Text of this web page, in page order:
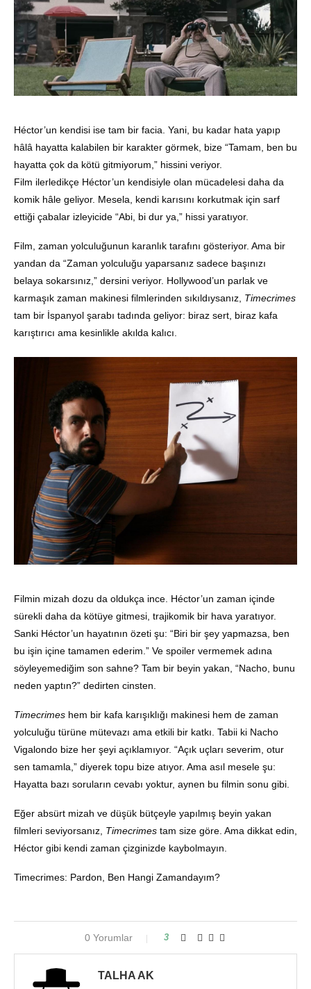
Héctor’un kendisi ise tam bir facia. Yani, bu kadar hata yapıp
hâlâ hayatta kalabilen bir karakter görmek, bize “Tamam, ben bu
hayatta çok da kötü gitmiyorum,” hissini veriyor.
Film ilerledikçe Héctor’un kendisiyle olan mücadelesi daha da
komik hâle geliyor. Mesela, kendi karısını korkutmak için sarf
ettiği çabalar izleyicide “Abi, bi dur ya,” hissi yaratıyor.
Film, zaman yolculuğunun karanlık tarafını gösteriyor. Ama bir
yandan da “Zaman yolculuğu yaparsanız sadece başınızı
belaya sokarsınız,” dersini veriyor. Hollywood’un parlak ve
karmaşık zaman makinesi filmlerinden sıkıldıysanız, Timecrimes
tam bir İspanyol şarabı tadında geliyor: biraz sert, biraz kafa
karıştırıcı ama kesinlikle akılda kalıcı.
Filmin mizah dozu da oldukça ince. Héctor’un zaman içinde
sürekli daha da kötüye gitmesi, trajikomik bir hava yaratıyor.
Sanki Héctor’un hayatının özeti şu: “Biri bir şey yapmazsa, ben
bu işin içine tamamen ederim.” Ve spoiler vermemek adına
söyleyemediğim son sahne? Tam bir beyin yakan, “Nacho, bunu
neden yaptın?” dedirten cinsten.
Timecrimes hem bir kafa karışıklığı makinesi hem de zaman
yolculuğu türüne mütevazı ama etkili bir katkı. Tabii ki Nacho
Vigalondo bize her şeyi açıklamıyor. “Açık uçları severim, otur
sen tamamla,” diyerek topu bize atıyor. Ama asıl mesele şu:
Hayatta bazı soruların cevabı yoktur, aynen bu filmin sonu gibi.
Eğer absürt mizah ve düşük bütçeyle yapılmış beyin yakan
filmleri seviyorsanız, Timecrimes tam size göre. Ama dikkat edin,
Héctor gibi kendi zaman çizginizde kaybolmayın.
Timecrimes: Pardon, Ben Hangi Zamandayım?
0 Yorumlar 3
TALHA AK